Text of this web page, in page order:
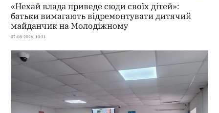
«Нехай влада приведе сюди своїх дітей»:
батьки вимагають відремонтувати дитячий
майданчик на Молодіжному
07-08-2026, 10:31